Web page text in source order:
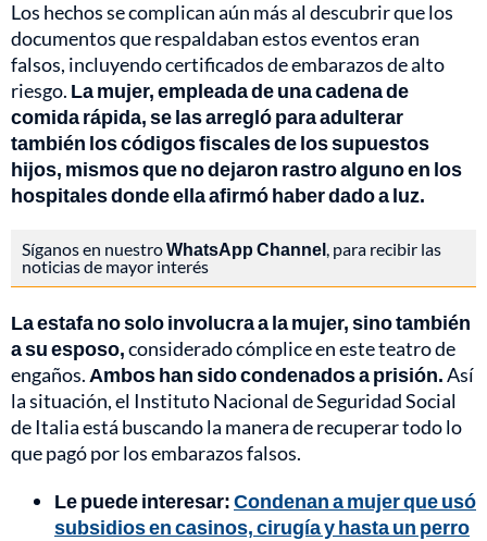
Los hechos se complican aún más al descubrir que los
documentos que respaldaban estos eventos eran
falsos, incluyendo certificados de embarazos de alto
riesgo. La mujer, empleada de una cadena de
comida rápida, se las arregló para adulterar
también los códigos fiscales de los supuestos
hijos, mismos que no dejaron rastro alguno en los
hospitales donde ella afirmó haber dado a luz.
Síganos en nuestroWhatsApp Channel, para recibir las
noticias de mayor interés
La estafa no solo involucra a la mujer, sino también
a su esposo,considerado cómplice en este teatro de
engaños. Ambos han sido condenados a prisión.Así
la situación, el Instituto Nacional de Seguridad Social
de Italia está buscando la manera de recuperar todo lo
que pagó por los embarazos falsos.
Le puede interesar:Condenan a mujer que usó
subsidios en casinos, cirugía y hasta un perro